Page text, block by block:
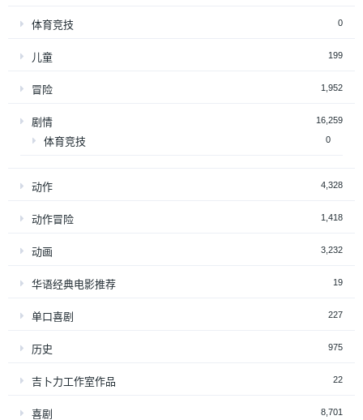
体育竞技 0
儿童 199
冒险 1,952
剧情 16,259
体育竞技 0
动作 4,328
动作冒险 1,418
动画 3,232
华语经典电影推荐 19
单口喜剧 227
历史 975
吉卜力工作室作品 22
喜剧 8,701